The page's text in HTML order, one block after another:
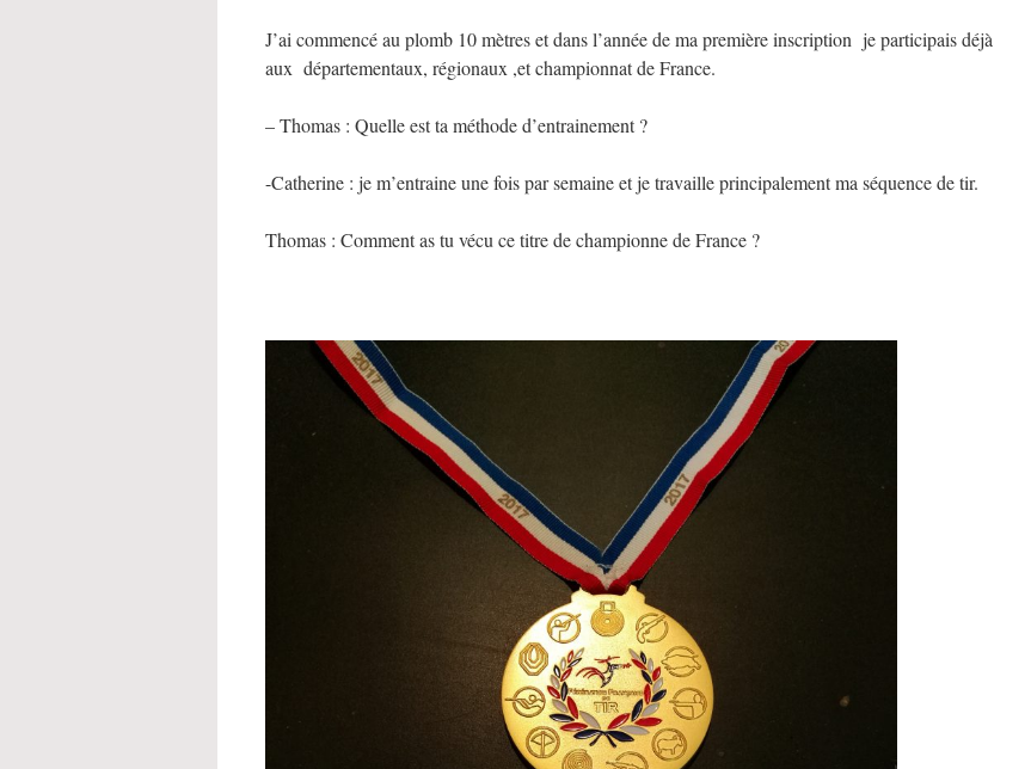
J’ai commencé au plomb 10 mètres et dans l’année de ma première inscription je participais déjà
aux départementaux, régionaux ,et championnat de France.
– Thomas : Quelle est ta méthode d’entrainement ?
-Catherine : je m’entraine une fois par semaine et je travaille principalement ma séquence de tir.
Thomas : Comment as tu vécu ce titre de championne de France ?